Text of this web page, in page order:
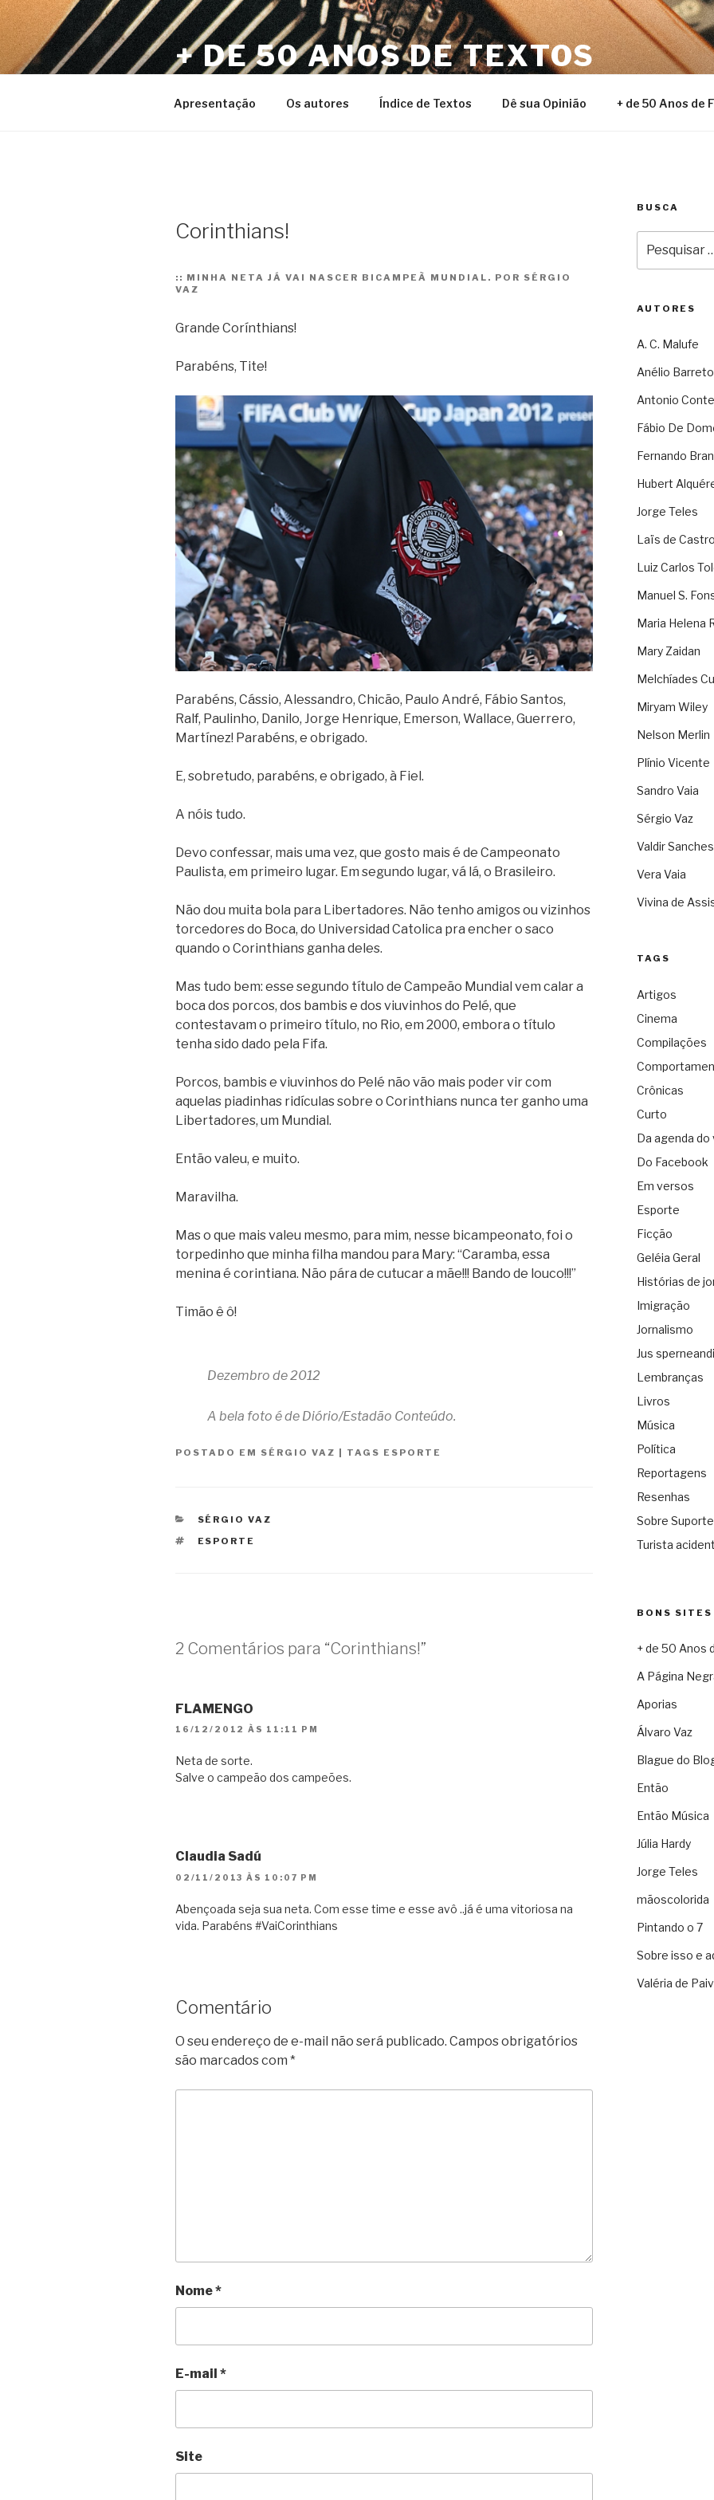
Pular
para
o
conteúdo
+ DE 50 ANOS DE TEXTOS
Apresentação Os autores Índice de Textos Dê sua Opinião + de 50 Anos de
Corinthians!
:: MINHA NETA JÁ VAI NASCER BICAMPEÃ MUNDIAL. POR SÉRGIO
VAZ
Grande Corínthians!
Parabéns, Tite!
Parabéns, Cássio, Alessandro, Chicão, Paulo André, Fábio Santos,
Ralf, Paulinho, Danilo, Jorge Henrique, Emerson, Wallace, Guerrero,
Martínez! Parabéns, e obrigado.
E, sobretudo, parabéns, e obrigado, à Fiel.
A nóis tudo.
Devo confessar, mais uma vez, que gosto mais é de Campeonato
Paulista, em primeiro lugar. Em segundo lugar, vá lá, o Brasileiro.
Não dou muita bola para Libertadores. Não tenho amigos ou vizinhos
torcedores do Boca, do Universidad Catolica pra encher o saco
quando o Corinthians ganha deles.
Mas tudo bem: esse segundo título de Campeão Mundial vem calar a
boca dos porcos, dos bambis e dos viuvinhos do Pelé, que
contestavam o primeiro título, no Rio, em 2000, embora o título
tenha sido dado pela Fifa.
Porcos, bambis e viuvinhos do Pelé não vão mais poder vir com
aquelas piadinhas ridículas sobre o Corinthians nunca ter ganho uma
Libertadores, um Mundial.
Então valeu, e muito.
Maravilha.
Mas o que mais valeu mesmo, para mim, nesse bicampeonato, foi o
torpedinho que minha filha mandou para Mary: “Caramba, essa
menina é corintiana. Não pára de cutucar a mãe!!! Bando de louco!!!”
Timão ê ô!
Dezembro de 2012
A bela foto é de Diório/Estadão Conteúdo.
POSTADO EM SÉRGIO VAZ TAGS ESPORTE
CATEGORIAS
SÉRGIO VAZ
TAGS
ESPORTE
2 Comentários para “Corinthians!”
FLAMENGO
16/12/2012 ÀS 11:11 PM
Neta de sorte.
Salve o campeão dos campeões.
Claudia Sadú
02/11/2013 ÀS 10:07 PM
Abençoada seja sua neta. Com esse time e esse avô ..já é uma vitoriosa na
vida. Parabéns #VaiCorinthians
Comentário
O seu endereço de e-mail não será publicado. Campos obrigatórios
são marcados com *
Nome*
E-mail *
Site
BUSCA
por:
AUTORES
A. C. Malufe
Anélio Barreto
Antonio
Fábio De
Fernando
Hubert
Jorge Teles
Laïs de Castro
Luiz Carlos
Manuel S.
Maria Helena
Mary Zaidan
Melchíades
Miryam Wiley
Nelson Merlin
Plínio Vicente
Sandro Vaia
Sérgio Vaz
Valdir Sanches
Vera Vaia
Vivina de
TAGS
Artigos
Cinema
Compilações
Crônicas
Curto
Da agenda do
Do Facebook
Em versos
Esporte
Ficção
Geléia Geral
Histórias de
Imigração
Jornalismo
Jus sperneandi
Lembranças
Livros
Música
Política
Reportagens
Resenhas
Sobre
Turista
BONS SITES
+ de 50 Anos
A Página
Aporias
Álvaro Vaz
Blague do
Então
Então Música
Júlia Hardy
Jorge Teles
mãoscolorida
Pintando o 7
Sobre isso e
Valéria de